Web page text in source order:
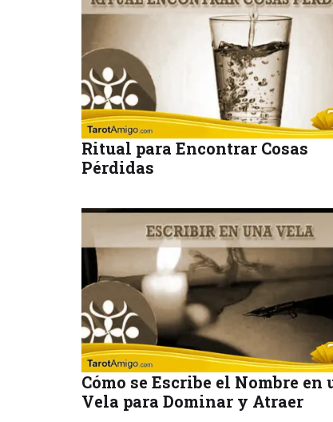
Ritual para Encontrar Cosas
Pérdidas
Cómo se Escribe el Nombre en
Vela para Dominar y Atraer